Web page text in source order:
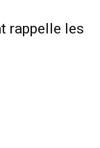
rappelle les